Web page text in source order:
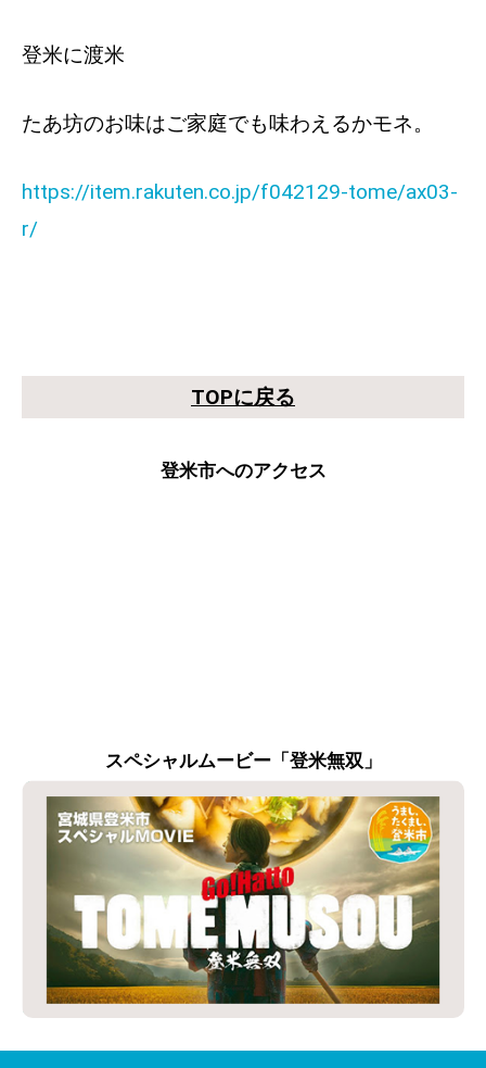
登米に渡米
たあ坊のお味はご家庭でも味わえるかモネ。
https://item.rakuten.co.jp/f042129-tome/ax03-
r/
TOPに戻る
登米市へのアクセス
スペシャルムービー「登米無双」